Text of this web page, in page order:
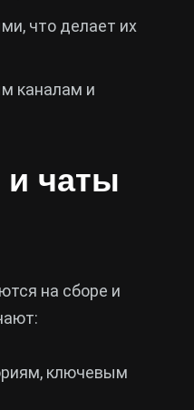
что делает их
каналам и
и чаты
на сборе и
ключевым